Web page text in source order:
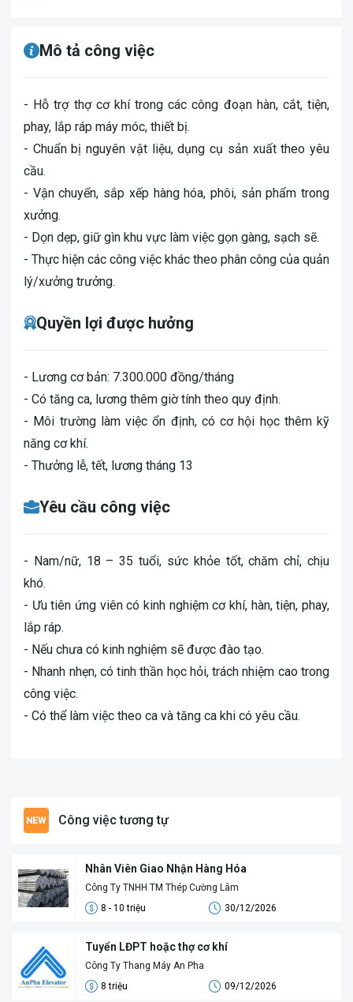
Mô tả công việc
- Hỗ trợ thợ cơ khí trong các công đoạn hàn, cắt, tiện,
phay, lắp ráp máy móc, thiết bị.
- Chuẩn bị nguyên vật liệu, dụng cụ sản xuất theo yêu
cầu.
- Vận chuyển, sắp xếp hàng hóa, phôi, sản phẩm trong
xưởng.
- Dọn dẹp, giữ gìn khu vực làm việc gọn gàng, sạch sẽ.
- Thực hiện các công việc khác theo phân công của quản
lý/xưởng trưởng.
Quyền lợi được hưởng
- Lương cơ bản: 7.300.000 đồng/tháng
- Có tăng ca, lương thêm giờ tính theo quy định.
- Môi trường làm việc ổn định, có cơ hội học thêm kỹ
năng cơ khí.
- Thưởng lễ, tết, lương tháng 13
Yêu cầu công việc
- Nam/nữ, 18 – 35 tuổi, sức khỏe tốt, chăm chỉ, chịu
khó.
- Ưu tiên ứng viên có kinh nghiệm cơ khí, hàn, tiện, phay,
lắp ráp.
- Nếu chưa có kinh nghiệm sẽ được đào tạo.
- Nhanh nhẹn, có tinh thần học hỏi, trách nhiệm cao trong
công việc.
- Có thể làm việc theo ca và tăng ca khi có yêu cầu.
Công việc tương tự
Nhân Viên Giao Nhận Hàng Hóa
Công Ty TNHH TM Thép Cường Lâm
8 - 10 triệu
30/12/2026
Tuyển LĐPT hoặc thợ cơ khí
Công Ty Thang Máy An Pha
8 triệu
09/12/2026